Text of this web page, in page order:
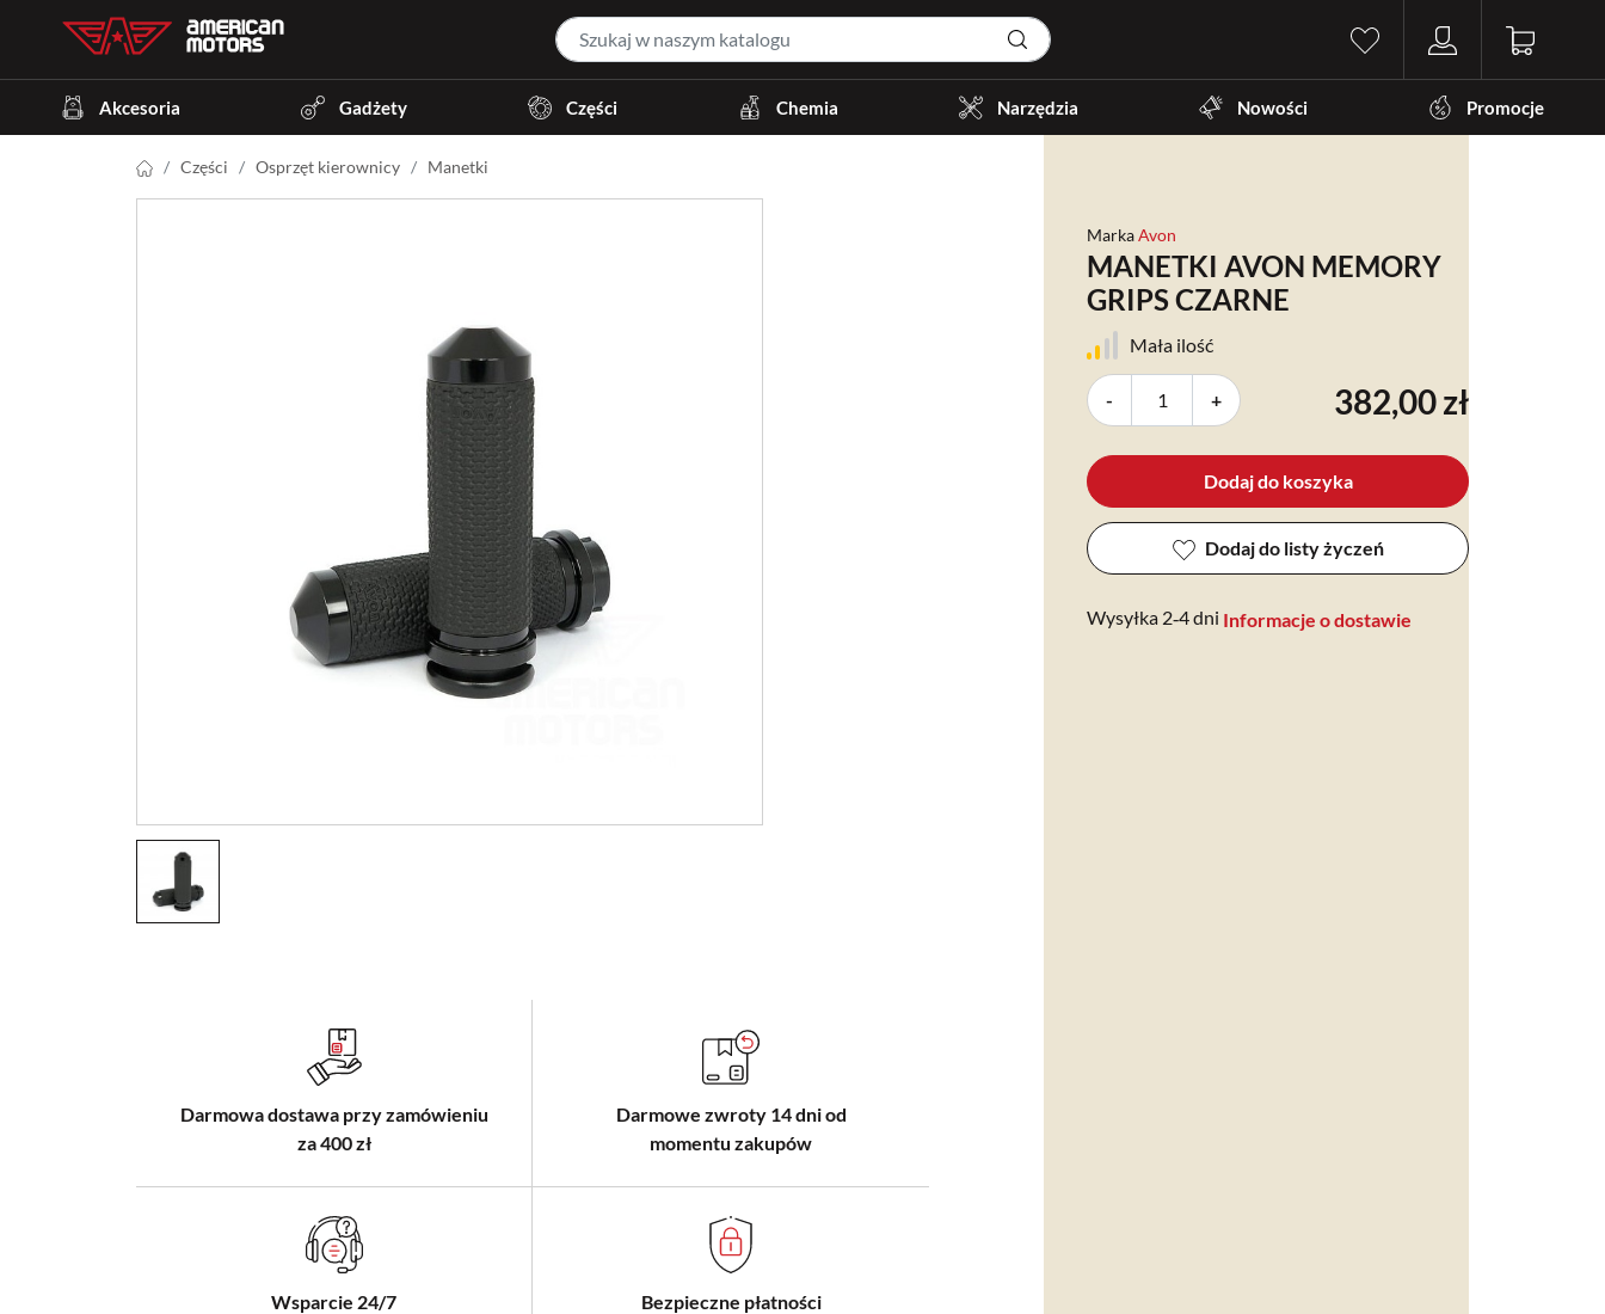
Akcesoria Gadżety Części Chemia Narzędzia Nowości Promocje
Części Osprzęt kierownicy Manetki
MarkaAvon
MANETKI AVON MEMORY
GRIPS CZARNE
Mała ilość
- + 382,00 zł
Dodaj do koszyka
Dodaj do listy życzeń
Wysyłka 2‑4 dni Informacje o dostawie
Darmowa dostawa przy zamówieniu
za 400 zł
Darmowe zwroty 14 dni od
momentu zakupów
Wsparcie 24/7 Bezpieczne płatności